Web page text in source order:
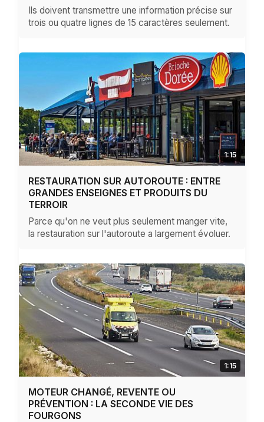
Ils doivent transmettre une information précise sur
trois ou quatre lignes de 15 caractères seulement.
1:15
RESTAURATION SUR AUTOROUTE : ENTRE
GRANDES ENSEIGNES ET PRODUITS DU
TERROIR
Parce qu'on ne veut plus seulement manger vite,
la restauration sur l'autoroute a largement évoluer.
1:15
MOTEUR CHANGÉ, REVENTE OU
PRÉVENTION : LA SECONDE VIE DES
FOURGONS